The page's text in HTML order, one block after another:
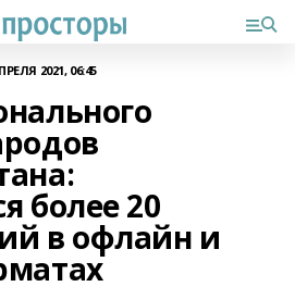
2021, 06:45
более 20
в офлайн и